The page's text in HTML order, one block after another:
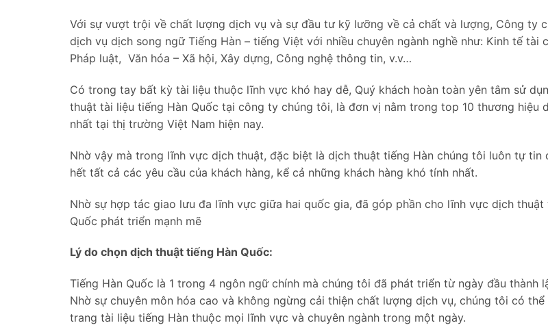
Với sự vượt trội về chất lượng dịch vụ và sự đầu tư kỹ lưỡng về cả chất và lượng, Công ty
dịch vụ dịch song ngữ Tiếng Hàn – tiếng Việt với nhiều chuyên ngành nghề như: Kinh tế tài
Pháp luật, Văn hóa – Xã hội, Xây dựng, Công nghệ thông tin, v.v…
Có trong tay bất kỳ tài liệu thuộc lĩnh vực khó hay dễ, Quý khách hoàn toàn yên tâm sử
thuật tài liệu tiếng Hàn Quốc tại công ty chúng tôi, là đơn vị nằm trong top 10 thương hiệu
nhất tại thị trường Việt Nam hiện nay.
Nhờ vậy mà trong lĩnh vực dịch thuật, đặc biệt là dịch thuật tiếng Hàn chúng tôi luôn tự tin
hết tất cả các yêu cầu của khách hàng, kể cả những khách hàng khó tính nhất.
Nhờ sự hợp tác giao lưu đa lĩnh vực giữa hai quốc gia, đã góp phần cho lĩnh vực dịch thuật
Quốc phát triển mạnh mẽ
Lý do chọn dịch thuật tiếng Hàn Quốc:
Tiếng Hàn Quốc là 1 trong 4 ngôn ngữ chính mà chúng tôi đã phát triển từ ngày đầu thành
Nhờ sự chuyên môn hóa cao và không ngừng cải thiện chất lượng dịch vụ, chúng tôi có
trang tài liệu tiếng Hàn thuộc mọi lĩnh vực và chuyên ngành trong một ngày.